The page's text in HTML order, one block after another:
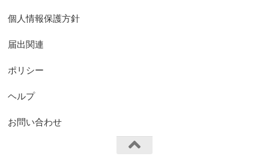
個人情報保護方針
届出関連
ポリシー
ヘルプ
お問い合わせ